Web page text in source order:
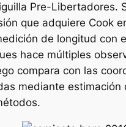
Pre-Libertadores.
que adquiere Cook
de longitud con
hace múltiples
compara con las
mediante estimación